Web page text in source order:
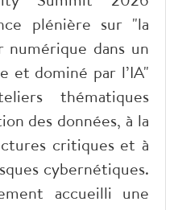
plénière sur "la
numérique dans un
et dominé par l’IA"
thématiques
des données, à la
critiques et à
cybernétiques.
accueilli une